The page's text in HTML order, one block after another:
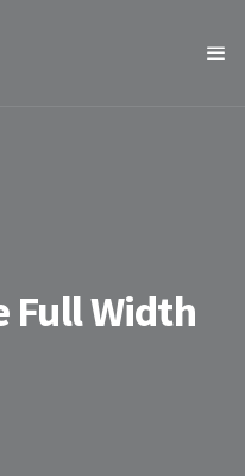
Full Width